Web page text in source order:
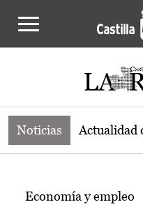
Noticias de la
Noticias Actualidad
Temas
Economía y empleo